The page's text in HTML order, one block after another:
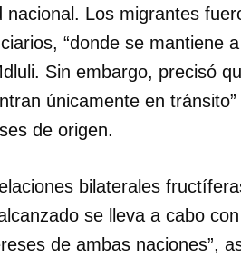
has de iniciar sesión con tu
Los migrantes
“donde se mantiene
Sin embargo, precisó
únicamente en
de origen.
bilaterales
se lleva a cabo
de ambas naciones”,